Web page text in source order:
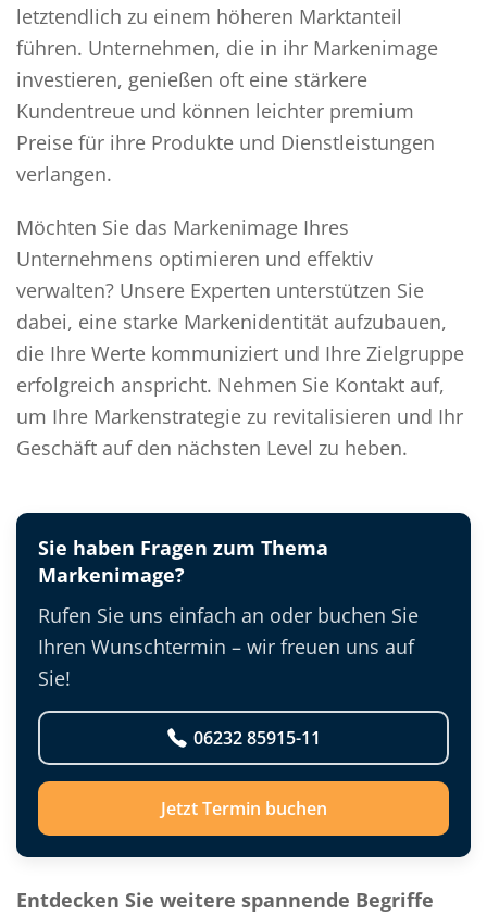
letztendlich zu einem höheren Marktanteil
führen. Unternehmen, die in ihr Markenimage
investieren, genießen oft eine stärkere
Kundentreue und können leichter premium
Preise für ihre Produkte und Dienstleistungen
verlangen.
Möchten Sie das Markenimage Ihres
Unternehmens optimieren und effektiv
verwalten? Unsere Experten unterstützen Sie
dabei, eine starke Markenidentität aufzubauen,
die Ihre Werte kommuniziert und Ihre Zielgruppe
erfolgreich anspricht. Nehmen Sie Kontakt auf,
um Ihre Markenstrategie zu revitalisieren und Ihr
Geschäft auf den nächsten Level zu heben.
Sie haben Fragen zum Thema
Markenimage?
Rufen Sie uns einfach an oder buchen Sie
Ihren Wunschtermin – wir freuen uns auf
Sie!
06232 85915-11
Jetzt Termin buchen
Entdecken Sie weitere spannende Begriffe